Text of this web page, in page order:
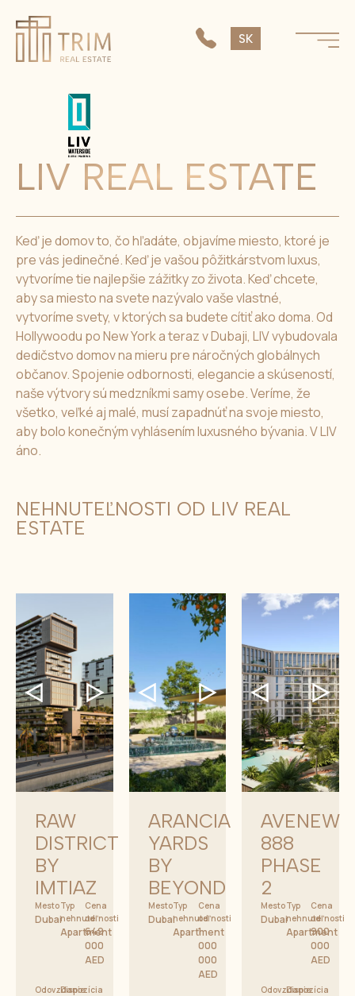
SK
CS
LIV REAL ESTATE
Keď je domov to, čo hľadáte, objavíme miesto, ktoré je
pre vás jedinečné. Keď je vašou pôžitkárstvom luxus,
vytvoríme tie najlepšie zážitky zo života. Keď chcete,
aby sa miesto na svete nazývalo vaše vlastné,
vytvoríme svety, v ktorých sa budete cítiť ako doma. Od
Hollywoodu po New York a teraz v Dubaji, LIV vybudovala
dedičstvo domov na mieru pre náročných globálnych
občanov. Spojenie odbornosti, elegancie a skúseností,
naše výtvory sú medzníkmi samy osebe. Veríme, že
všetko, veľké aj malé, musí zapadnúť na svoje miesto,
aby bolo konečným vyhlásením luxusného bývania. V LIV
áno.
NEHNUTEĽNOSTI OD LIV REAL
ESTATE
RAW
DISTRICT
BY
IMTIAZ
Mesto
Dubai
Typ
nehnuteľnosti
Apartment
Cena
od
649
000
AED
Odovzdanie
Dispozícia
ARANCIA
YARDS
BY
BEYOND
Mesto
Dubai
Typ
nehnuteľnosti
Apartment
Cena
od
1
000
000
AED
AVENEW
888
PHASE
2
Mesto
Dubai
Typ
nehnuteľnosti
Apartment
Cena
od
900
000
AED
Odovzdanie
Dispozícia